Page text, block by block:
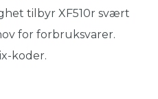
tilbyr XF510r svært
for forbruksvarer.
koder.